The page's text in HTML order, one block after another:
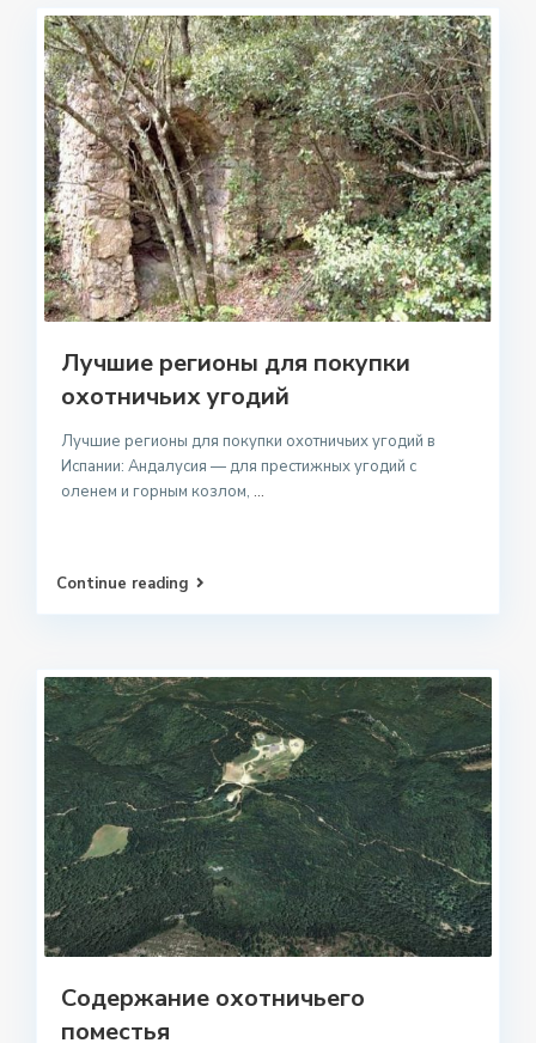
Лучшие регионы для покупки
охотничьих угодий
Лучшие регионы для покупки охотничьих угодий в
Испании: Андалусия — для престижных угодий с
оленем и горным козлом, ...
Continue reading
Содержание охотничьего
поместья